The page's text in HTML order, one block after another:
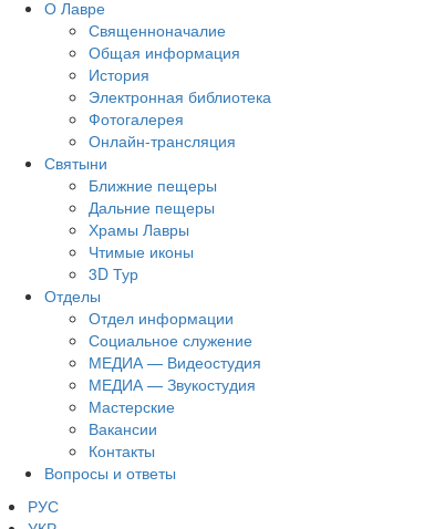
О Лавре
Священноначалие
Общая информация
История
Электронная библиотека
Фотогалерея
Онлайн-трансляция
Святыни
Ближние пещеры
Дальние пещеры
Храмы Лавры
Чтимые иконы
3D Тур
Отделы
Отдел информации
Социальное служение
МЕДИА — Видеостудия
МЕДИА — Звукостудия
Мастерские
Вакансии
Контакты
Вопросы и ответы
РУС